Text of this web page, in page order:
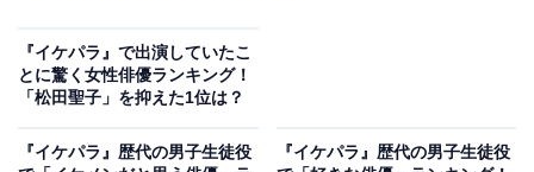
ヒロイン役を務めた2011年放送の『花ざかりの君たちへ
『イケパラ』で出演していたこ
とに驚く女性俳優ランキング！
「松田聖子」を抑えた1位は？
『イケパラ』歴代の男子生徒役
『イケパラ』歴代の男子生徒役